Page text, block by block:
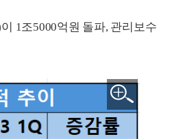
1조5000억원 돌파, 관리보수